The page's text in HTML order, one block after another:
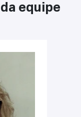
equipe